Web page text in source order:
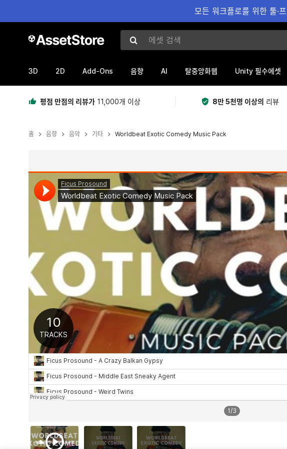
모든 워크플로를 위한 툴·
에셋 검색
3D 2D Add-Ons 음향 AI 탈중앙화웹 Unity 필수에셋
평점 만점의 리뷰가 11,000개 이상 8만 5천명 이상의 리뷰
홈 음향 음악 기타 Worldbeat Exotic Comedy Music Pack
1/3